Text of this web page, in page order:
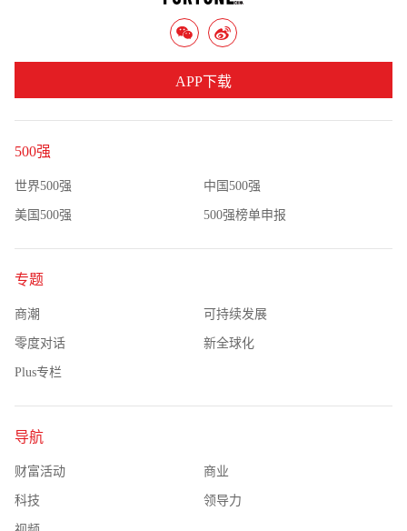
500强
世界500强 中国500强
美国500强 500强榜单申报
专题
商潮 可持续发展
零度对话 新全球化
Plus专栏
导航
财富活动 商业
科技 领导力
APP下载